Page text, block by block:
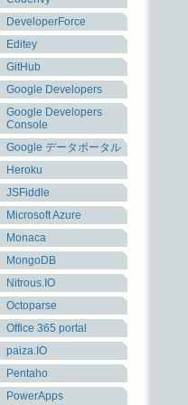
DeveloperForce
Editey
GitHub
Google Developers
Google Developers
Console
Google データポータル
Heroku
JSFiddle
Microsoft Azure
Monaca
MongoDB
Nitrous.IO
Octoparse
Office 365 portal
paiza.IO
Pentaho
PowerApps